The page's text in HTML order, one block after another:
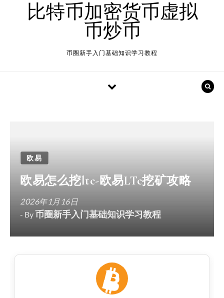
比特币加密货币虚拟
币炒币
币圈新手入门基础知识学习教程
欧易
欧易怎么挖ltc-欧易LTc挖矿攻略
2026年1月16日
- By币圈新手入门基础知识学习教程